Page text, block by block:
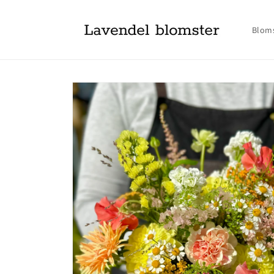
Hopp til
produktinformasjon